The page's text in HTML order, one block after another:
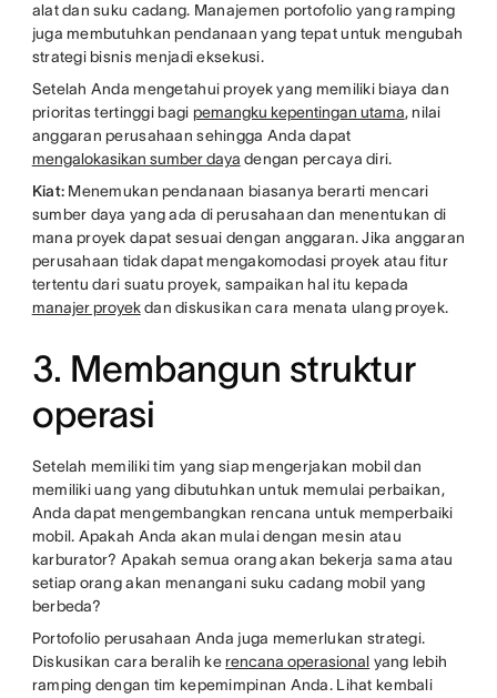
alat dan suku cadang. Manajemen portofolio yang ramping
juga membutuhkan pendanaan yang tepat untuk mengubah
strategi bisnis menjadi eksekusi.
Setelah Anda mengetahui proyek yang memiliki biaya dan
prioritas tertinggi bagi pemangku kepentingan utama, nilai
anggaran perusahaan sehingga Anda dapat
mengalokasikan sumber daya dengan percaya diri.
Kiat: Menemukan pendanaan biasanya berarti mencari
sumber daya yang ada di perusahaan dan menentukan di
mana proyek dapat sesuai dengan anggaran. Jika anggaran
perusahaan tidak dapat mengakomodasi proyek atau fitur
tertentu dari suatu proyek, sampaikan hal itu kepada
manajer proyekdan diskusikan cara menata ulang proyek.
3. Membangun struktur
operasi
Setelah memiliki tim yang siap mengerjakan mobil dan
memiliki uang yang dibutuhkan untuk memulai perbaikan,
Anda dapat mengembangkan rencana untuk memperbaiki
mobil. Apakah Anda akan mulai dengan mesin atau
karburator? Apakah semua orang akan bekerja sama atau
setiap orang akan menangani suku cadang mobil yang
berbeda?
Portofolio perusahaan Anda juga memerlukan strategi.
Diskusikan cara beralih ke rencana operasional yang lebih
ramping dengan tim kepemimpinan Anda. Lihat kembali